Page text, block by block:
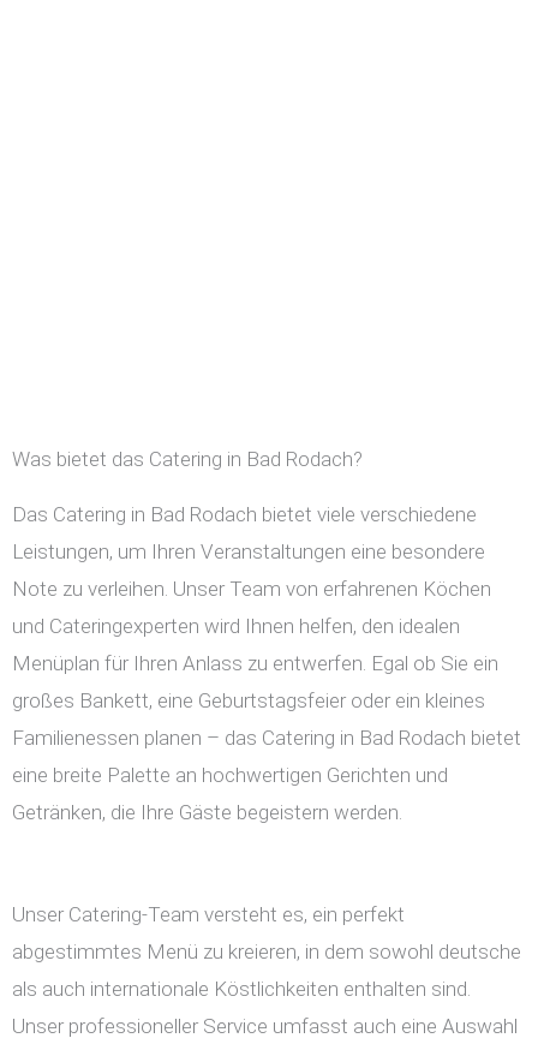
Was bietet das Catering in Bad Rodach?
Das Catering in Bad Rodach bietet viele verschiedene
Leistungen, um Ihren Veranstaltungen eine besondere
Note zu verleihen. Unser Team von erfahrenen Köchen
und Cateringexperten wird Ihnen helfen, den idealen
Menüplan für Ihren Anlass zu entwerfen. Egal ob Sie ein
großes Bankett, eine Geburtstagsfeier oder ein kleines
Familienessen planen – das Catering in Bad Rodach bietet
eine breite Palette an hochwertigen Gerichten und
Getränken, die Ihre Gäste begeistern werden.
Unser Catering-Team versteht es, ein perfekt
abgestimmtes Menü zu kreieren, in dem sowohl deutsche
als auch internationale Köstlichkeiten enthalten sind.
Unser professioneller Service umfasst auch eine Auswahl